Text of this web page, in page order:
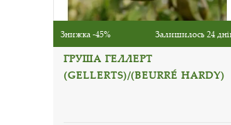
Знижка -45% Залишилось 24
ГРУША ГЕЛЛЕРТ
(GELLERTS)/(BEURRÉ HARDY)